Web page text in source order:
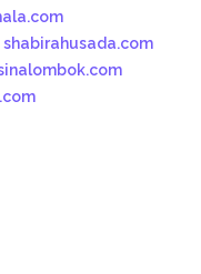
shabirahusada.com